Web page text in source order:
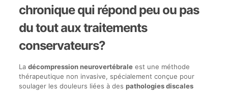
chronique qui répond peu ou pas
du tout aux traitements
conservateurs?
La décompression neurovertébraleest une méthode
thérapeutique non invasive, spécialement conçue pour
soulager les douleurs liées à des pathologies discales